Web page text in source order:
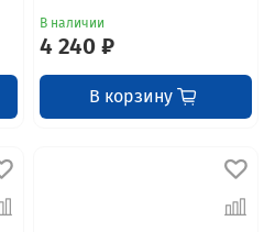
В наличии
4 240 ₽
В корзину